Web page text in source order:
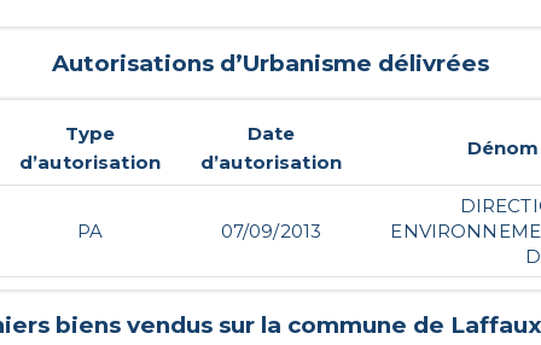
Autorisations d’Urbanisme délivrées
Type
d’autorisation
Date
d’autorisation
PA 07/09/2013
biens vendus sur la commune de Laffaux